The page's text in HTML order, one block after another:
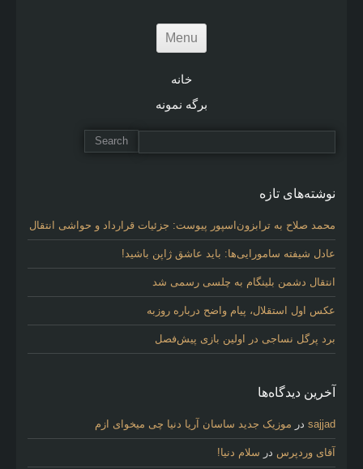
Menu
خانه
برگه نمونه
نوشته‌های تازه
محمد صلاح به ترابزون‌اسپور پیوست: جزئیات قرارداد و حواشی انتقال
عادل شیفته سامورایی‌ها: باید عاشق ژاپن باشید!
انتقال دشمن بلینگام به چلسی رسمی شد
عکس اول استقلال، پیام واضح درباره روزبه
برد پرگل نساجی در اولین بازی پیش‌فصل
آخرین دیدگاه‌ها
sajjad در موزیک جدید ساسان آریا دنیا چی میخوای ازم
آقای وردپرس در سلام دنیا!